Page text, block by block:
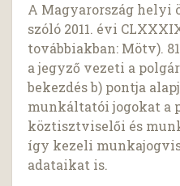
A Magyarország helyi
szóló 2011. évi
továbbiakban: Mötv).
a jegyző vezeti a
bekezdés b) pontja
munkáltatói jogokat a
köztisztviselői és
így kezeli
adataikat is.